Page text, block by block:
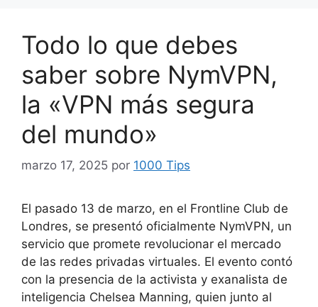
Todo lo que debes
saber sobre NymVPN,
la «VPN más segura
del mundo»
marzo 17, 2025 por 1000 Tips
El pasado 13 de marzo, en el Frontline Club de
Londres, se presentó oficialmente NymVPN, un
servicio que promete revolucionar el mercado
de las redes privadas virtuales. El evento contó
con la presencia de la activista y exanalista de
inteligencia Chelsea Manning, quien junto al